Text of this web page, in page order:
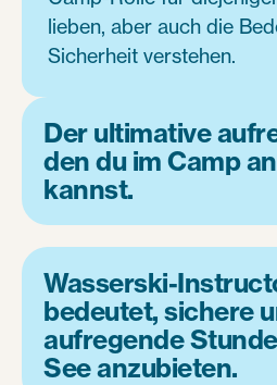
lieben, aber auch die
Sicherheit verstehen.
Der ultimative
den du im Camp
kannst.
Wasserski-
bedeutet, sichere
aufregende
See anzubieten.